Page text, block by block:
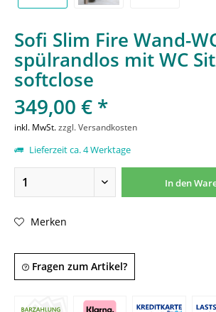
Sofi Slim Fire Wand-
spülrandlos mit WC
softclose
349,00 € *
inkl. MwSt.zzgl. Versandkosten
Lieferzeit ca. 4 Werktage
In den
Merken
Fragen zum Artikel?